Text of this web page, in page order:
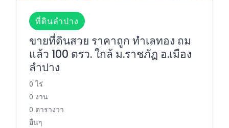
ที่ดินลำปาง
ขายที่ดินสวย ราคาถูก ทำเลทอง ถม
แล้ว 100 ตรว. ใกล้ ม.ราชภัฏ อ.เมือง
ลำปาง
0 ไร่
0 งาน
0 ตารางวา
อื่นๆ